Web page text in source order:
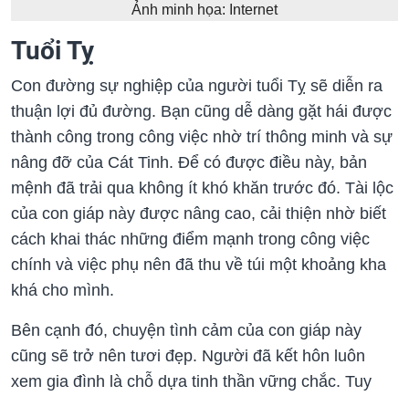
Ảnh minh họa: Internet
Tuổi Tỵ
Con đường sự nghiệp của người tuổi Tỵ sẽ diễn ra
thuận lợi đủ đường. Bạn cũng dễ dàng gặt hái được
thành công trong công việc nhờ trí thông minh và sự
nâng đỡ của Cát Tinh. Để có được điều này, bản
mệnh đã trải qua không ít khó khăn trước đó. Tài lộc
của con giáp này được nâng cao, cải thiện nhờ biết
cách khai thác những điểm mạnh trong công việc
chính và việc phụ nên đã thu về túi một khoảng kha
khá cho mình.
Bên cạnh đó, chuyện tình cảm của con giáp này
cũng sẽ trở nên tươi đẹp. Người đã kết hôn luôn
xem gia đình là chỗ dựa tinh thần vững chắc. Tuy